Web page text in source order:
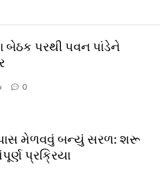
બેઠક પરથી પવન પાંડેને
0
પાસ મેળવવું બન્યું સરળ: શરૂ
પ્રક્રિયા